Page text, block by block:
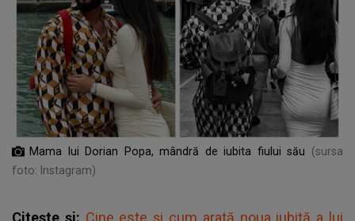
Mama lui Dorian Popa, mândră de iubita fiului său
(sursa
foto: Instagram)
Citește și: Cine este și cum arată noua iubită a lui